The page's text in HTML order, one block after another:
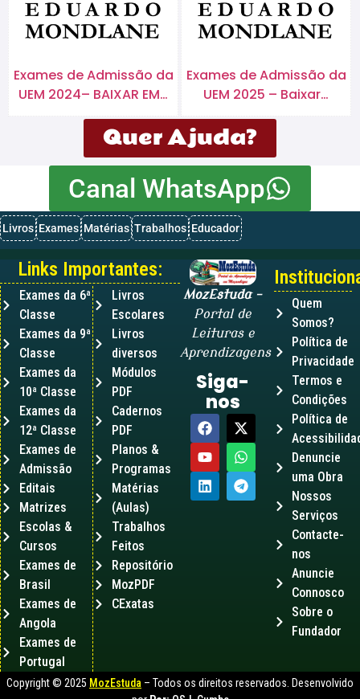
Exames de Admissão da
UEM 2024– BAIXAR EM…
Exames de Admissão da
UEM 2025 – Baixar…
Quer Ajuda?
Canal WhatsApp
Livros Exames Matérias Trabalhos Educador
MozEstuda–
Portal de
Leituras e
Aprendizagens
Siga-
nos
Quem
Somos?
Política de
Privacidade
Termos e
Condições
Política de
Denuncie
uma Obra
Nossos
Serviços
Contacte-
nos
Anuncie
Connosco
Sobre o
Fundador
Links Importantes:
Exames da 6ª
Classe
Exames da 9ª
Classe
Exames da
10ª Classe
Exames da
12ª Classe
Exames de
Admissão
Editais
Matrizes
Escolas &
Cursos
Exames de
Brasil
Exames de
Angola
Exames de
Portugal
Livros
Escolares
Livros
diversos
Módulos
PDF
Cadernos
PDF
Planos &
Programas
Matérias
(Aulas)
Trabalhos
Feitos
Repositório
MozPDF
CExatas
Copyright © 2025 MozEstuda – Todos os direitos reservados. Desenvolvido